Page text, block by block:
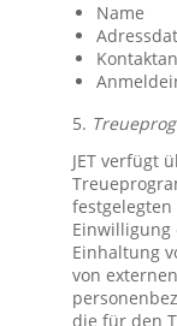
Name
5.
JET verfügt
Einwilligung
Einhaltung
von
die für den